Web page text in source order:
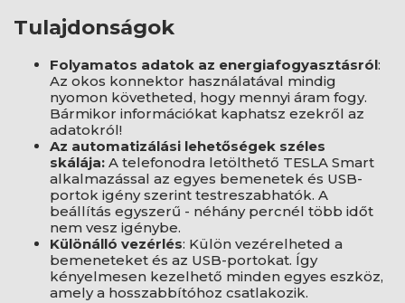
Tulajdonságok
Folyamatos adatok az energiafogyasztásról:
Az okos konnektor használatával mindig
nyomon követheted, hogy mennyi áram fogy.
Bármikor információkat kaphatsz ezekről az
adatokról!
Az automatizálási lehetőségek széles
skálája: A telefonodra letölthető TESLA Smart
alkalmazással az egyes bemenetek és USB-
portok igény szerint testreszabhatók. A
beállítás egyszerű - néhány percnél több időt
nem vesz igénybe.
Különálló vezérlés: Külön vezérelheted a
bemeneteket és az USB-portokat. Így
kényelmesen kezelhető minden egyes eszköz,
amely a hosszabbítóhoz csatlakozik.